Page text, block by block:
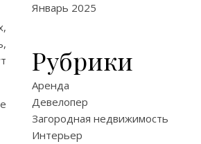
Январь 2025
Рубрики
Аренда
Девелопер
Загородная недвижимость
Интерьер